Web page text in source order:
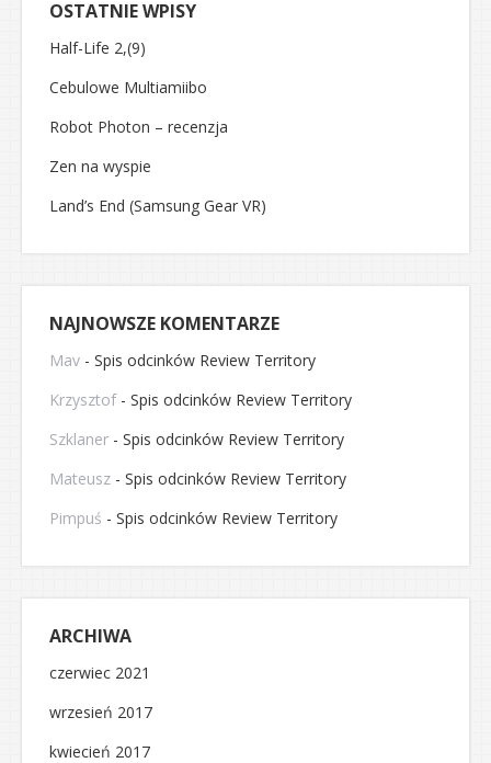
OSTATNIE WPISY
Half-Life 2,(9)
Cebulowe Multiamiibo
Robot Photon – recenzja
Zen na wyspie
Land’s End (Samsung Gear VR)
NAJNOWSZE KOMENTARZE
Mav - Spis odcinków Review Territory
Krzysztof- Spis odcinków Review Territory
Szklaner - Spis odcinków Review Territory
Mateusz - Spis odcinków Review Territory
Pimpuś - Spis odcinków Review Territory
ARCHIWA
czerwiec 2021
wrzesień 2017
kwiecień 2017